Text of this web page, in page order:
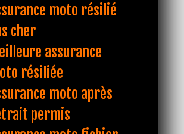
moto résilié
cher
assurance
résiliée
moto après
permis